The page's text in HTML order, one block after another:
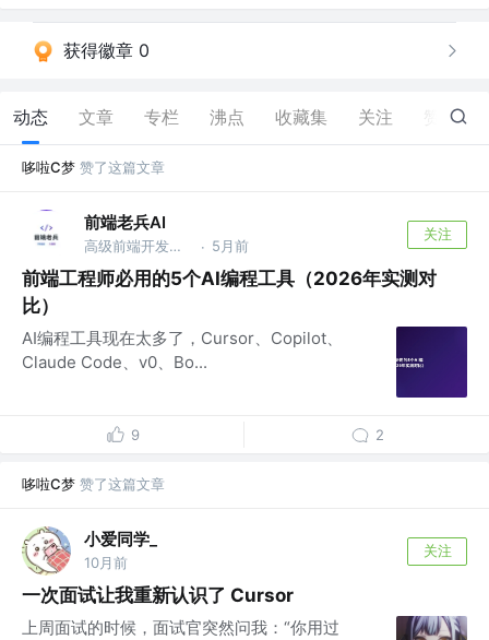
获得徽章 0
动态 文章 专栏 沸点 收藏集 关注 47
哆啦C梦 赞了这篇文章
前端老兵AI
高级前端开发工程师 · 5月前
关注
前端工程师必用的5个AI编程工具（2026年实测对
比）
AI编程工具现在太多了，Cursor、Copilot、
Claude Code、v0、Bo...
9 2
哆啦C梦 赞了这篇文章
小爱同学_
10月前
关注
一次面试让我重新认识了 Cursor
上周面试的时候，面试官突然问我：“你用过